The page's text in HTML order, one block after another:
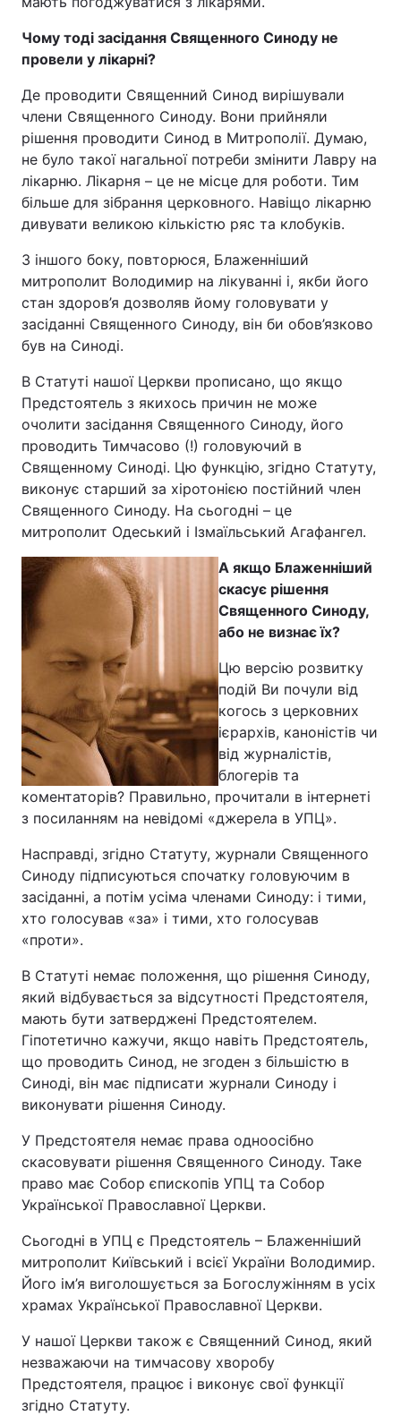
Чому тоді засідання Священного Синоду не
провели у лікарні?
Де проводити Священний Синод вирішували
члени Священного Синоду. Вони прийняли
рішення проводити Синод в Митрополії. Думаю,
не було такої нагальної потреби змінити Лавру на
лікарню. Лікарня – це не місце для роботи. Тим
більше для зібрання церковного. Навіщо лікарню
дивувати великою кількістю ряс та клобуків.
З іншого боку, повторюся, Блаженніший
митрополит Володимир на лікуванні і, якби його
стан здоров’я дозволяв йому головувати у
засіданні Священного Синоду, він би обов’язково
був на Синоді.
В Статуті нашої Церкви прописано, що якщо
Предстоятель з якихось причин не може
очолити засідання Священного Синоду, його
проводить Тимчасово (!) головуючий в
Священному Синоді. Цю функцію, згідно Статуту,
виконує старший за хіротонією постійний член
Священного Синоду. На сьогодні – це
митрополит Одеський і Ізмаїльський Агафангел.
А якщо Блаженніший
скасує рішення
Священного Синоду,
або не визнає їх?
Цю версію розвитку
подій Ви почули від
когось з церковних
ієрархів, каноністів чи
від журналістів,
блогерів та
коментаторів? Правильно, прочитали в інтернеті
з посиланням на невідомі «джерела в УПЦ».
Насправді, згідно Статуту, журнали Священного
Синоду підписуються спочатку головуючим в
засіданні, а потім усіма членами Синоду: і тими,
хто голосував «за» і тими, хто голосував
«проти».
В Статуті немає положення, що рішення Синоду,
який відбувається за відсутності Предстоятеля,
мають бути затверджені Предстоятелем.
Гіпотетично кажучи, якщо навіть Предстоятель,
що проводить Синод, не згоден з більшістю в
Синоді, він має підписати журнали Синоду і
виконувати рішення Синоду.
У Предстоятеля немає права одноосібно
скасовувати рішення Священного Синоду. Таке
право має Собор єпископів УПЦ та Собор
Української Православної Церкви.
Сьогодні в УПЦ є Предстоятель – Блаженніший
митрополит Київський і всієї України Володимир.
Його ім’я виголошується за Богослужінням в усіх
храмах Української Православної Церкви.
У нашої Церкви також є Священний Синод, який
незважаючи на тимчасову хворобу
Предстоятеля, працює і виконує свої функції
згідно Статуту.